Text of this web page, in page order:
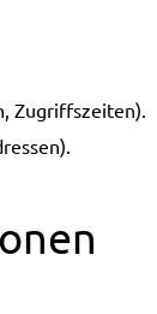
Zugriffszeiten).